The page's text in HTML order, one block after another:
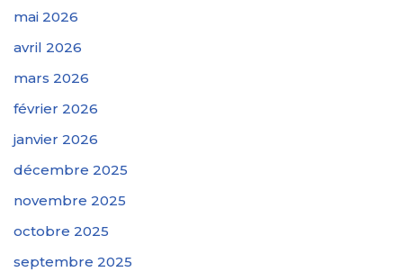
mai 2026
avril 2026
mars 2026
février 2026
janvier 2026
décembre 2025
novembre 2025
octobre 2025
septembre 2025